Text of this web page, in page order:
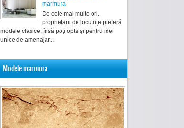
marmura
De cele mai multe ori,
proprietarii de locuințe preferă
modele clasice, însă poți opta și pentru idei
unice de amenajar...
Modele marmura